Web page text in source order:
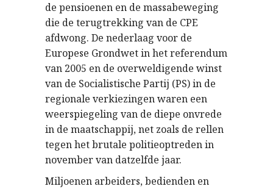
de pensioenen en de massabeweging
die de terugtrekking van de CPE
afdwong. De nederlaag voor de
Europese Grondwet in het referendum
van 2005 en de overweldigende winst
van de Socialistische Partij (PS) in de
regionale verkiezingen waren een
weerspiegeling van de diepe onvrede
in de maatschappij, net zoals de rellen
tegen het brutale politieoptreden in
november van datzelfde jaar.
Miljoenen arbeiders, bedienden en